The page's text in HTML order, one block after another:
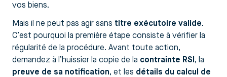
vos biens.
Mais il ne peut pas agir sans titre exécutoire valide.
C’est pourquoi la première étape consiste à vérifier la
régularité de la procédure. Avant toute action,
demandez à l’huissier la copie de la contrainte RSI , la
preuve de sa notification, et les détails du calcul de